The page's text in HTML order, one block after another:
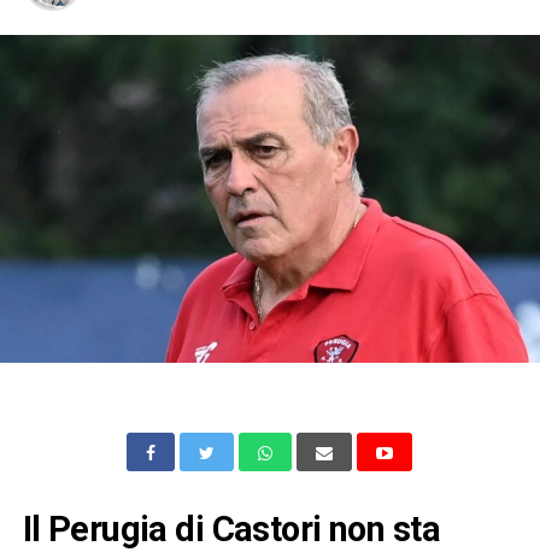
Il Perugia di Castori non sta